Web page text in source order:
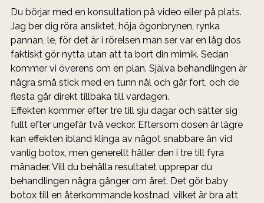
Du börjar med en konsultation på video eller på plats.
Jag ber dig röra ansiktet, höja ögonbrynen, rynka
pannan, le, för det är i rörelsen man ser var en låg dos
faktiskt gör nytta utan att ta bort din mimik. Sedan
kommer vi överens om en plan. Själva behandlingen är
några små stick med en tunn nål och går fort, och de
flesta går direkt tillbaka till vardagen.
Effekten kommer efter tre till sju dagar och sätter sig
fullt efter ungefär två veckor. Eftersom dosen är lägre
kan effekten ibland klinga av något snabbare än vid
vanlig botox, men generellt håller den i tre till fyra
månader. Vill du behålla resultatet upprepar du
behandlingen några gånger om året. Det gör baby
botox till en återkommande kostnad, vilket är bra att